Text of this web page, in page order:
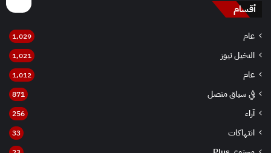
أقسام
عام 1٬029
النخيل نيوز 1٬021
عام 1٬012
في سياق متصل 871
آراء 256
انتهاكات 33